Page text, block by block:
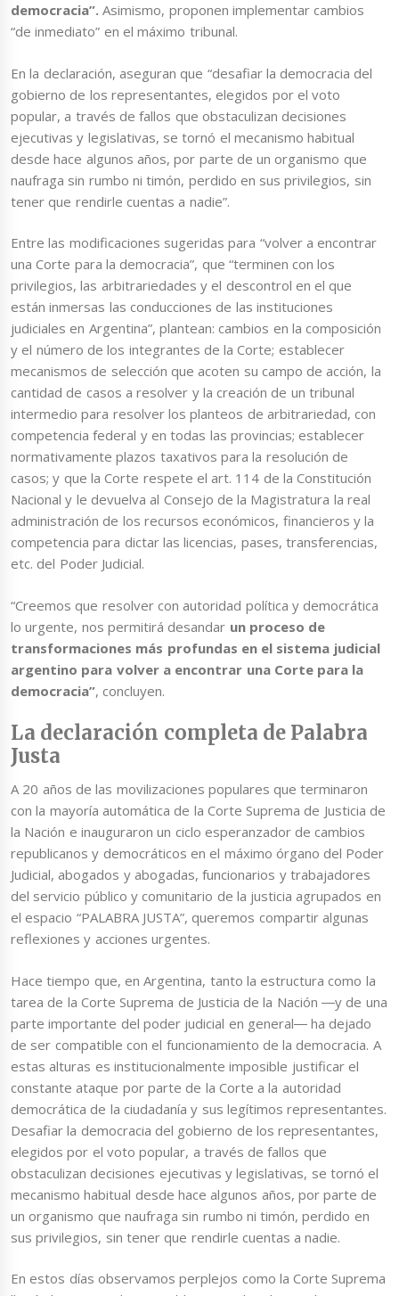
democracia”. Asimismo, proponen implementar cambios
“de inmediato” en el máximo tribunal.
En la declaración, aseguran que “desafiar la democracia del
gobierno de los representantes, elegidos por el voto
popular, a través de fallos que obstaculizan decisiones
ejecutivas y legislativas, se tornó el mecanismo habitual
desde hace algunos años, por parte de un organismo que
naufraga sin rumbo ni timón, perdido en sus privilegios, sin
tener que rendirle cuentas a nadie”.
Entre las modificaciones sugeridas para “volver a encontrar
una Corte para la democracia”, que “terminen con los
privilegios, las arbitrariedades y el descontrol en el que
están inmersas las conducciones de las instituciones
judiciales en Argentina”, plantean: cambios en la composición
y el número de los integrantes de la Corte; establecer
mecanismos de selección que acoten su campo de acción, la
cantidad de casos a resolver y la creación de un tribunal
intermedio para resolver los planteos de arbitrariedad, con
competencia federal y en todas las provincias; establecer
normativamente plazos taxativos para la resolución de
casos; y que la Corte respete el art. 114 de la Constitución
Nacional y le devuelva al Consejo de la Magistratura la real
administración de los recursos económicos, financieros y la
competencia para dictar las licencias, pases, transferencias,
etc. del Poder Judicial.
“Creemos que resolver con autoridad política y democrática
lo urgente, nos permitirá desandar un proceso de
transformaciones más profundas en el sistema judicial
argentino para volver a encontrar una Corte para la
democracia”, concluyen.
La declaración completa de Palabra
Justa
A 20 años de las movilizaciones populares que terminaron
con la mayoría automática de la Corte Suprema de Justicia de
la Nación e inauguraron un ciclo esperanzador de cambios
republicanos y democráticos en el máximo órgano del Poder
Judicial, abogados y abogadas, funcionarios y trabajadores
del servicio público y comunitario de la justicia agrupados en
el espacio “PALABRA JUSTA”, queremos compartir algunas
reflexiones y acciones urgentes.
Hace tiempo que, en Argentina, tanto la estructura como la
tarea de la Corte Suprema de Justicia de la Nación ―y de una
parte importante del poder judicial en general― ha dejado
de ser compatible con el funcionamiento de la democracia. A
estas alturas es institucionalmente imposible justificar el
constante ataque por parte de la Corte a la autoridad
democrática de la ciudadanía y sus legítimos representantes.
Desafiar la democracia del gobierno de los representantes,
elegidos por el voto popular, a través de fallos que
obstaculizan decisiones ejecutivas y legislativas, se tornó el
mecanismo habitual desde hace algunos años, por parte de
un organismo que naufraga sin rumbo ni timón, perdido en
sus privilegios, sin tener que rendirle cuentas a nadie.
En estos días observamos perplejos como la Corte Suprema